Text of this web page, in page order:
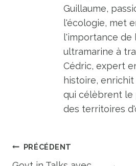
Guillaume,
l'écologie, met
l'importance de
ultramarine à
Cédric, expert
histoire,
qui célèbrent le
des territoires
Navigation
PRÉCÉDENT